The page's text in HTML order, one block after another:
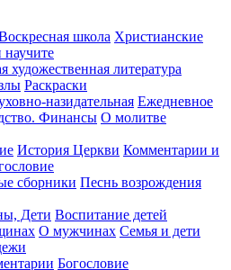
школа Христианские
художественная литература
Раскраски
назидательная Ежедневное
Финансы О молитве
История Церкви Комментарии и
сборники Песнь возрождения
Дети Воспитание детей
О мужчинах Семья и дети
Богословие